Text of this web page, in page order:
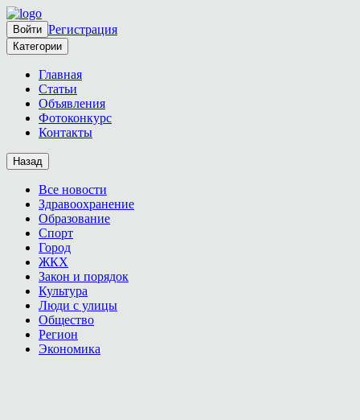
Войти Регистрация
Категории
Главная
Статьи
Объявления
Фотоконкурс
Контакты
Назад
Все новости
Здравоохранение
Образование
Спорт
Город
ЖКХ
Закон и порядок
Культура
Люди с улицы
Общество
Регион
Экономика